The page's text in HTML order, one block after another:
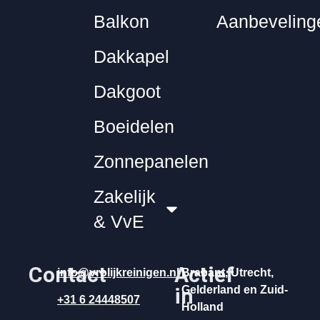
Balkon
Dakkapel
Dakgoot
Boeidelen
Zonnepanelen
Zakelijk
& VvE
Contact
info@vrolijkreinigen.nl
+31 6 24448507
Actief
in
Brabant, Utrecht,
Gelderland en Zuid-
Holland